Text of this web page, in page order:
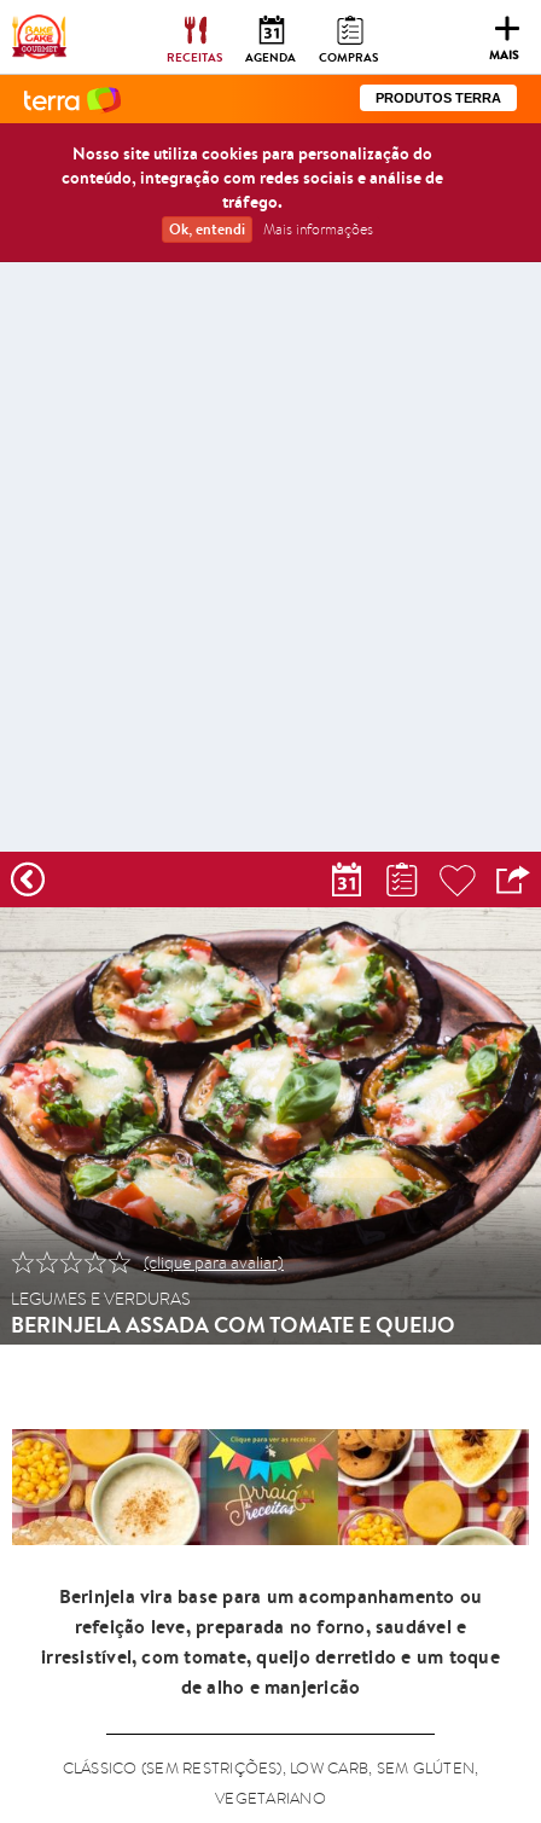
PRODUTOS TERRA
Nosso site utiliza cookies para personalização do
conteúdo, integração com redes sociais e análise de
tráfego.
Ok, entendi Mais informações
MAIS
RECEITAS AGENDA COMPRAS
(clique para avaliar)
LEGUMES E VERDURAS
BERINJELA ASSADA COM TOMATE E QUEIJO
Berinjela vira base para um acompanhamento ou
refeição leve, preparada no forno, saudável e
irresistível, com tomate, queijo derretido e um toque
de alho e manjericão
CLÁSSICO (SEM RESTRIÇÕES), LOW CARB, SEM GLÚTEN,
VEGETARIANO